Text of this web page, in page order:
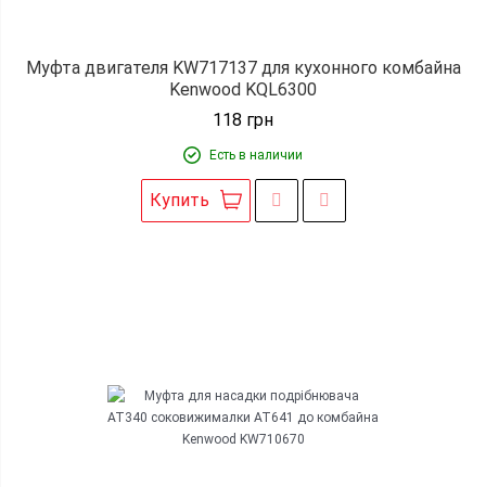
Муфта двигателя KW717137 для кухонного комбайна
Kenwood KQL6300
118 грн
Есть в наличии
Купить